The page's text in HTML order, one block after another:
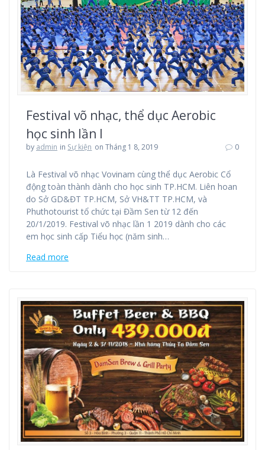
Festival võ nhạc, thể dục Aerobic
học sinh lần I
by admin in Sự kiện on Tháng 1 8, 2019 0
Là Festival võ nhạc Vovinam cùng thể dục Aerobic Cổ
động toàn thành dành cho học sinh TP.HCM. Liên hoan
do Sở GD&ĐT TP.HCM, Sở VH&TT TP.HCM, và
Phuthotourist tổ chức tại Đầm Sen từ 12 đến
20/1/2019. Festival võ nhạc lần 1 2019 dành cho các
em học sinh cấp Tiểu học (năm sinh…
Read more